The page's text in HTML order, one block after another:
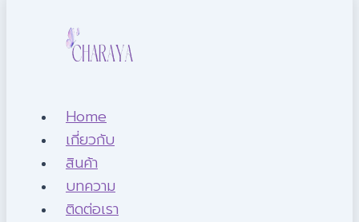
Home
เกี่ยวกับ
สินค้า
บทความ
ติดต่อเรา